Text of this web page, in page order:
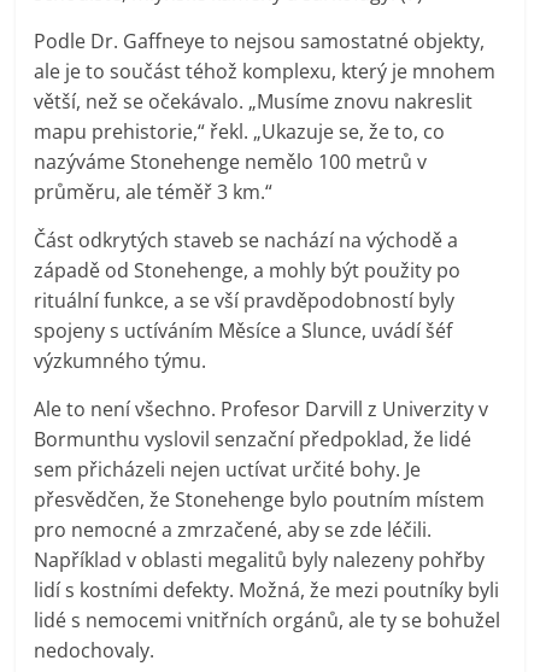
Podle Dr. Gaffneye to nejsou samostatné objekty,
ale je to součást téhož komplexu, který je mnohem
větší, než se očekávalo. „Musíme znovu nakreslit
mapu prehistorie,“ řekl. „Ukazuje se, že to, co
nazýváme Stonehenge nemělo 100 metrů v
průměru, ale téměř 3 km.“
Část odkrytých staveb se nachází na východě a
západě od Stonehenge, a mohly být použity po
rituální funkce, a se vší pravděpodobností byly
spojeny s uctíváním Měsíce a Slunce, uvádí šéf
výzkumného týmu.
Ale to není všechno. Profesor Darvill z Univerzity v
Bormunthu vyslovil senzační předpoklad, že lidé
sem přicházeli nejen uctívat určité bohy. Je
přesvědčen, že Stonehenge bylo poutním místem
pro nemocné a zmrzačené, aby se zde léčili.
Například v oblasti megalitů byly nalezeny pohřby
lidí s kostními defekty. Možná, že mezi poutníky byli
lidé s nemocemi vnitřních orgánů, ale ty se bohužel
nedochovaly.